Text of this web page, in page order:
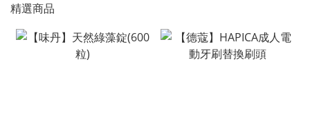
精選商品